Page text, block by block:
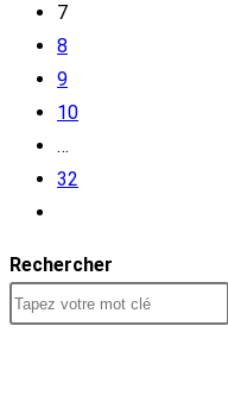
7
8
9
10
…
32
la
page
Rechercher